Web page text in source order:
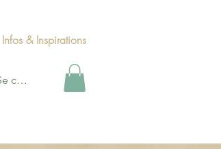
Infos & Inspirations
connecter